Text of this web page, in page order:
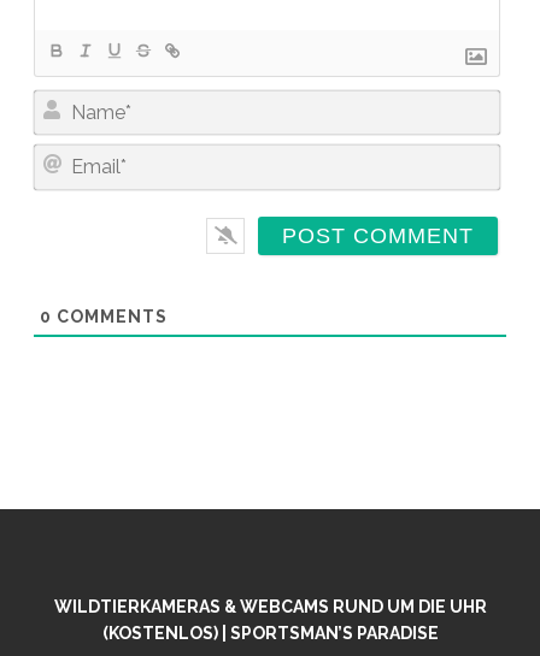
N
M
*
0 COMMENTS
WILDTIERKAMERAS & WEBCAMS RUND UM DIE UHR
(KOSTENLOS) | SPORTSMAN’S PARADISE